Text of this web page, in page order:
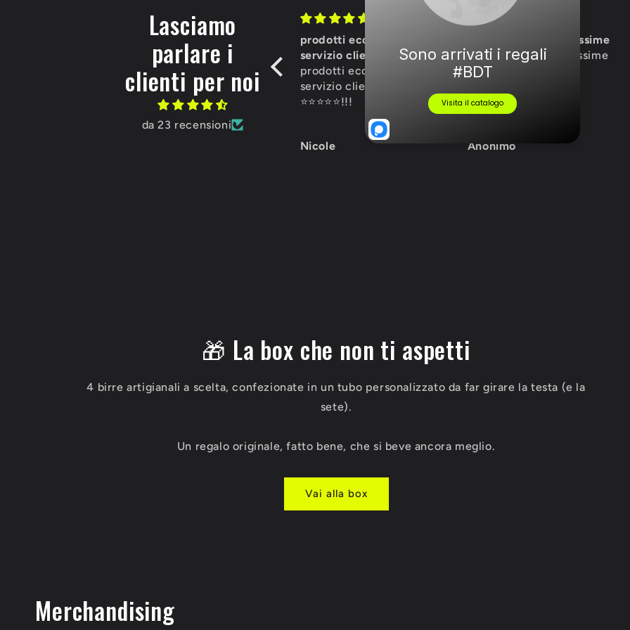
Lasciamo
parlare i
clienti per noi
da 23 recensioni
Fantastico
Il tubone e le lattine sono
fantastiche, soprattutto da
regalare.
E la birra e' buonissima !!
prodotti eccellenti e
servizio clienti 5 stelle
prodotti eccellenti e
servizio clienti 5 stelle
⭐️⭐️⭐️⭐️⭐️!!!
Nicole
Uniche e apprezzatissime
Uniche e apprezzatissime
Anonimo
🎁 La box che non ti aspetti
4 birre artigianali a scelta, confezionate in un tubo personalizzato da far girare la testa (e la
sete).
Un regalo originale, fatto bene, che si beve ancora meglio.
Vai alla box
Merchandising